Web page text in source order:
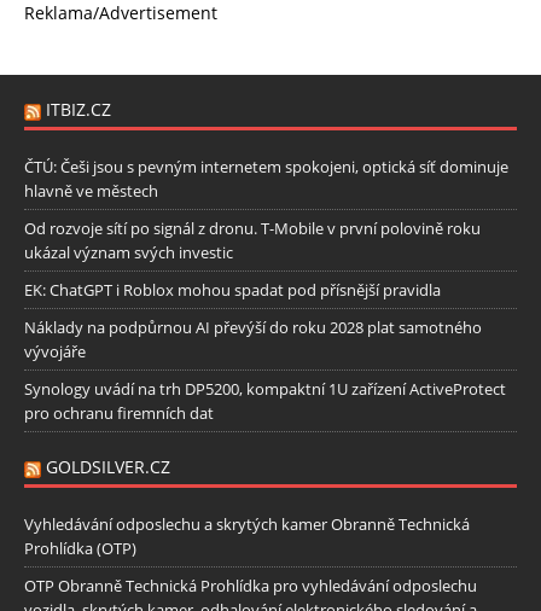
Reklama/Advertisement
ITBIZ.CZ
ČTÚ: Češi jsou s pevným internetem spokojeni, optická síť dominuje
hlavně ve městech
Od rozvoje sítí po signál z dronu. T-Mobile v první polovině roku
ukázal význam svých investic
EK: ChatGPT i Roblox mohou spadat pod přísnější pravidla
Náklady na podpůrnou AI převýší do roku 2028 plat samotného
vývojáře
Synology uvádí na trh DP5200, kompaktní 1U zařízení ActiveProtect
pro ochranu firemních dat
GOLDSILVER.CZ
Vyhledávání odposlechu a skrytých kamer Obranně Technická
Prohlídka (OTP)
OTP Obranně Technická Prohlídka pro vyhledávání odposlechu